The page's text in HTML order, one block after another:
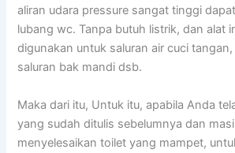
aliran udara pressure sangat tinggi
lubang wc. Tanpa butuh listrik, dan alat
digunakan untuk saluran air cuci
saluran bak mandi dsb.
Maka dari itu, Untuk itu, apabila Anda
yang sudah ditulis sebelumnya dan
menyelesaikan toilet yang mampet,